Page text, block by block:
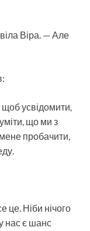
Віра. — Але
усвідомити,
що ми з
пробачити,
це. Ніби нічого
нас є шанс